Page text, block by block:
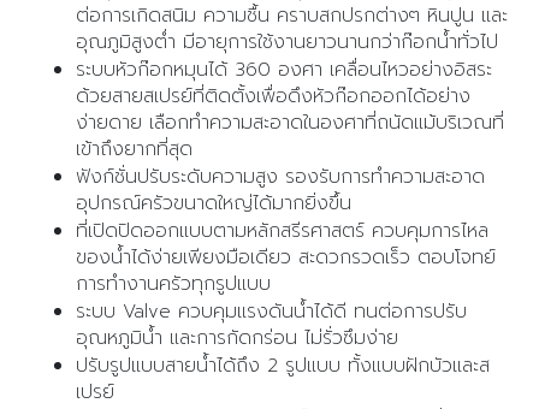
ต่อการเกิดสนิม ความชื้น คราบสกปรกต่างๆ หินปูน และ
อุณภูมิสูงต่ำ มีอายุการใช้งานยาวนานกว่าก๊อกน้ำทั่วไป
ระบบหัวก๊อกหมุนได้ 360 องศา เคลื่อนไหวอย่างอิสระ
ด้วยสายสเปรย์ที่ติดตั้งเพื่อดึงหัวก๊อกออกได้อย่าง
ง่ายดาย เลือกทำความสะอาดในองศาที่ถนัดแม้บริเวณที่
เข้าถึงยากที่สุด
ฟังก์ชั่นปรับระดับความสูง รองรับการทำความสะอาด
อุปกรณ์ครัวขนาดใหญ่ได้มากยิ่งขึ้น
ที่เปิดปิดออกแบบตามหลักสรีรศาสตร์ ควบคุมการไหล
ของน้ำได้ง่ายเพียงมือเดียว สะดวกรวดเร็ว ตอบโจทย์
การทำงานครัวทุกรูปแบบ
ระบบ Valve ควบคุมแรงดันน้ำได้ดี ทนต่อการปรับ
อุณหภูมิน้ำ และการกัดกร่อน ไม่รั่วซึมง่าย
ปรับรูปแบบสายนํ้าได้ถึง 2 รูปแบบ ทั้งแบบฝักบัวและส
เปรย์